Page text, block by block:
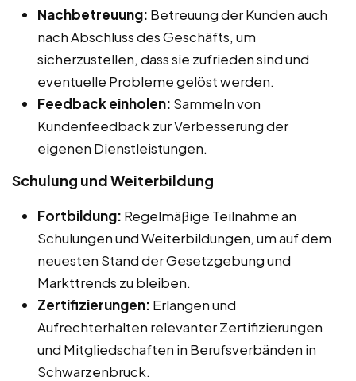
Nachbetreuung: Betreuung der Kunden auch
nach Abschluss des Geschäfts, um
sicherzustellen, dass sie zufrieden sind und
eventuelle Probleme gelöst werden.
Feedback einholen: Sammeln von
Kundenfeedback zur Verbesserung der
eigenen Dienstleistungen.
Schulung und Weiterbildung
Fortbildung: Regelmäßige Teilnahme an
Schulungen und Weiterbildungen, um auf dem
neuesten Stand der Gesetzgebung und
Markttrends zu bleiben.
Zertifizierungen: Erlangen und
Aufrechterhalten relevanter Zertifizierungen
und Mitgliedschaften in Berufsverbänden in
Schwarzenbruck.